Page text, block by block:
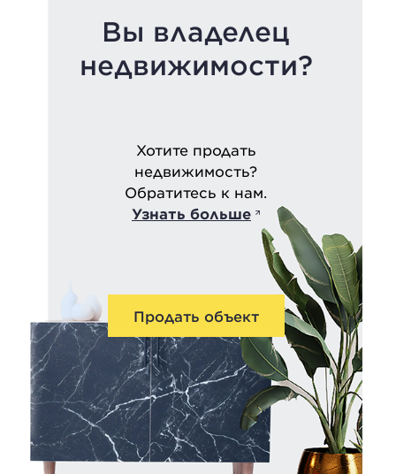
Вы владелец
недвижимости?
Хотите продать
недвижимость?
Обратитесь к нам.
Узнать больше
Продать объект